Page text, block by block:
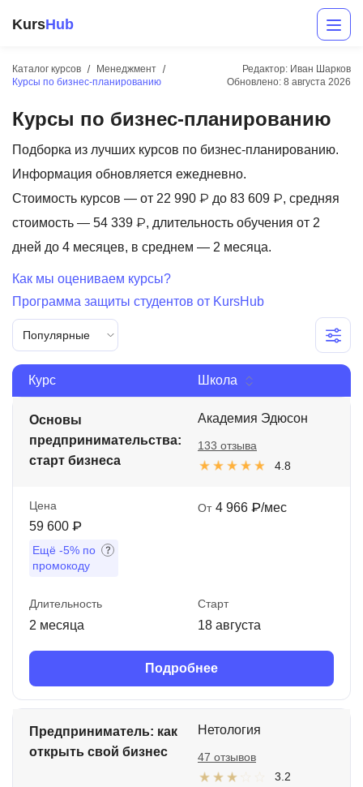
KursHub
Каталог курсов
Менеджмент
Курсы по бизнес-планированию
Редактор: Иван Шарков
Обновлено: 8 августа 2026
Курсы по бизнес-планированию
Подборка из лучших курсов по бизнес-планированию.
Информация обновляется ежедневно.
Стоимость курсов — от 22 990 ₽ до 83 609 ₽, средняя
стоимость — 54 339 ₽, длительность обучения от 2
дней до 4 месяцев, в среднем — 2 месяца.
Как мы оцениваем курсы?
Программа защиты студентов от KursHub
Популярные
Курс Школа
Основы
предпринимательства:
старт бизнеса
Академия Эдюсон
4.8
133 отзыва
Цена
59 600 ₽
Ещё -5% по
промокоду
От 4 966 ₽/мес
Длительность
2 месяца
Старт
18 августа
Подробнее
Предприниматель: как
открыть свой бизнес
Нетология
3.2
47 отзывов
Разработка
Маркетинг
Дизайн
Аналитика
Менеджмент
Иностранные языки
Soft Skills
ДПО
Акции и промокоды
Рейтинг онлайн-школ